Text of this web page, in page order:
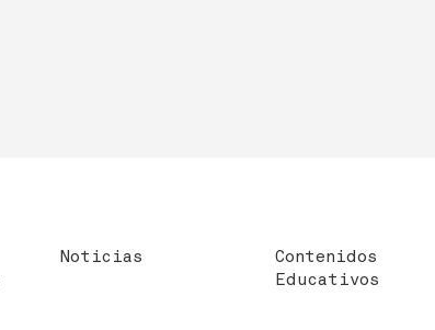
Noticias
Contenidos
Educativos